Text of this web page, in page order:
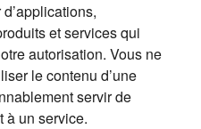
et services qui
autorisation. Vous ne
le contenu d’une
servir de
à un service.